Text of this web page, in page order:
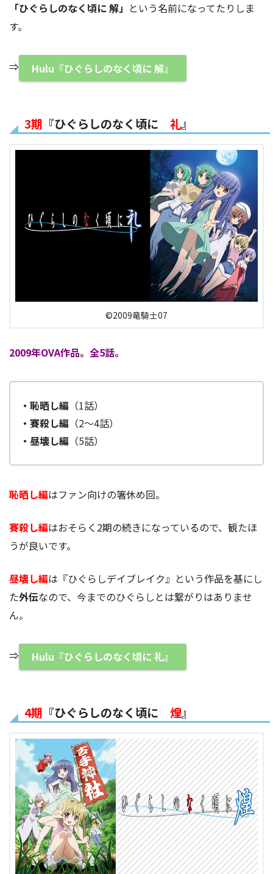
「ひぐらしのなく頃に 解」 という名前になってたりしま
す。
⇒ Hulu『ひぐらしのなく頃に 解』
3期 『ひぐらしのなく頃に 礼』
©2009竜騎士07
2009年OVA作品。全5話。
・恥晒し編 （1話）
・賽殺し編 （2～4話）
・昼壊し編 （5話）
恥晒し編はファン向けの箸休め回。
賽殺し編はおそらく2期の続きになっているので、観たほ
うが良いです。
昼壊し編は『ひぐらしデイブレイク』という作品を基にし
た外伝なので、今までのひぐらしとは繋がりはありませ
ん。
⇒ Hulu『ひぐらしのなく頃に 礼』
4期 『ひぐらしのなく頃に 煌』